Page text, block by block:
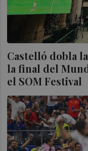
Castelló dobla
la final del
el SOM Festival